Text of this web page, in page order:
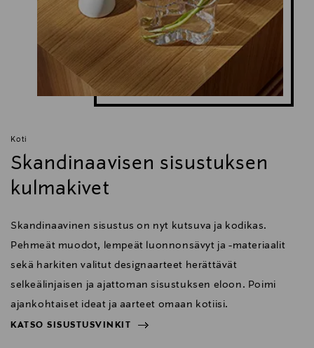
Koti
Skandinaavisen sisustuksen
kulmakivet
Skandinaavinen sisustus on nyt kutsuva ja kodikas.
Pehmeät muodot, lempeät luonnonsävyt ja -materiaalit
sekä harkiten valitut designaarteet herättävät
selkeälinjaisen ja ajattoman sisustuksen eloon. Poimi
ajankohtaiset ideat ja aarteet omaan kotiisi.
KATSO SISUSTUSVINKIT